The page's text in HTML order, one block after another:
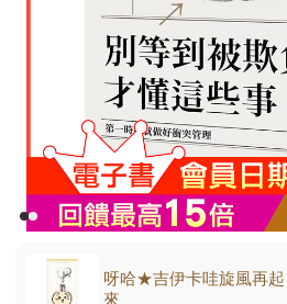
呀哈★吉伊卡哇旋風再起
來